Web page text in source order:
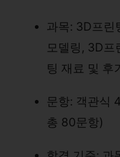
과목: 3D프린
모델링, 3D프
팅 재료 및 후
문항: 객관식
총 80문항)